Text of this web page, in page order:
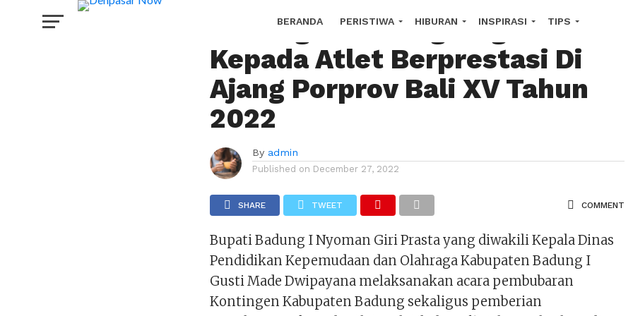
BERANDA PERISTIWA HIBURAN INSPIRASI TIPS
HOROSCOPE
Badung Beri Penghargaan
Kepada Atlet Berprestasi Di
Ajang Porprov Bali XV Tahun
2022
By admin
Published on December 27, 2022
SHARE TWEET COMMENT
Bupati Badung I Nyoman Giri Prasta yang diwakili Kepala Dinas
Pendidikan Kepemudaan dan Olahraga Kabupaten Badung I
Gusti Made Dwipayana melaksanakan acara pembubaran
Kontingen Kabupaten Badung sekaligus pemberian